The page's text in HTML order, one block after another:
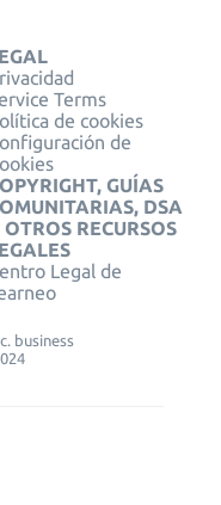
Terms
de cookies
de
GUÍAS
DSA
OTROS RECURSOS
Legal de
business